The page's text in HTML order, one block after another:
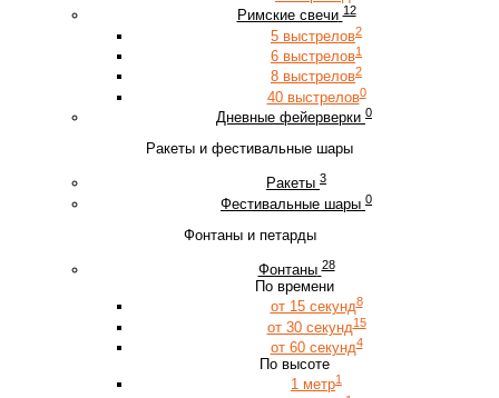
Римские свечи 12
5 выстрелов2
6 выстрелов1
8 выстрелов2
40 выстрелов0
Дневные фейерверки 0
Ракеты и фестивальные шары
Ракеты 3
Фестивальные шары 0
Фонтаны и петарды
Фонтаны 28
По времени
от 15 секунд8
от 30 секунд15
от 60 секунд4
По высоте
1 метр1